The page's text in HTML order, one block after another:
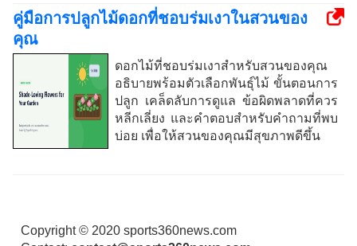
คู่มือการปลูกไม้ดอกที่ชอบร่มเงาในสวนของ
คุณ
ดอกไม้ที่ชอบร่มเงาสำหรับสวนของคุณ
อธิบายพร้อมตัวเลือกพันธุ์ไม้ ขั้นตอนการ
ปลูก เคล็ดลับการดูแล ข้อผิดพลาดที่ควร
หลีกเลี่ยง และคำตอบสำหรับคำถามที่พบ
บ่อย เพื่อให้สวนของคุณมีสุขภาพดีขึ้น
Copyright © 2020 sports360news.com